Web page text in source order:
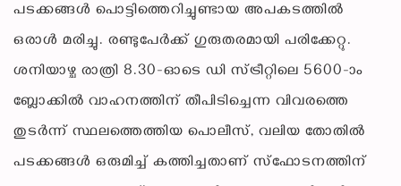
പടക്കങ്ങള്‍ പൊട്ടിത്തെറിച്ചുണ്ടായ അപകടത്തില്‍
ഒരാള്‍ മരിച്ചു. രണ്ടുപേര്‍ക്ക് ഗുരുതരമായി പരിക്കേറ്റു.
ശനിയാഴ്ച രാത്രി 8.30-ഓടെ ഡി സ്ട്രീറ്റിലെ 5600-ാം
ബ്ലോക്കില്‍ വാഹനത്തിന് തീപിടിച്ചെന്ന വിവരത്തെ
തുടര്‍ന്ന് സ്ഥലത്തെത്തിയ പൊലീസ്, വലിയ തോതില്‍
പടക്കങ്ങള്‍ ഒരുമിച്ച് കത്തിച്ചതാണ് സ്‌ഫോടനത്തിന്